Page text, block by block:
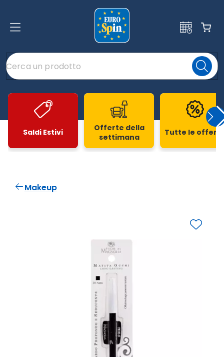
Saldi Estivi
Offerte della
settimana
Tutte le
Makeup